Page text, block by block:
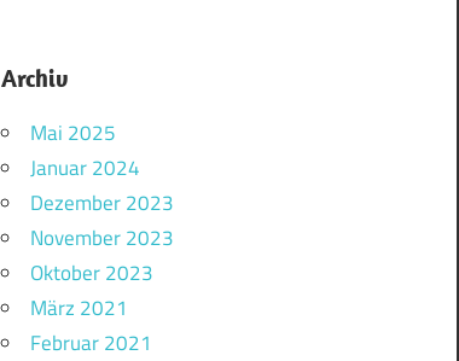
Archiv
Mai 2025
Januar 2024
Dezember 2023
November 2023
Oktober 2023
März 2021
Februar 2021